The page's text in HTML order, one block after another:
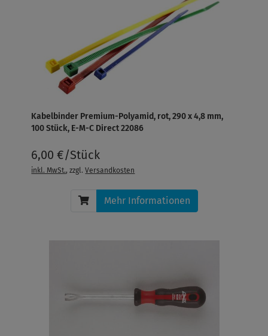
Kabelbinder Premium-Polyamid, rot, 290 x 4,8 mm,
100 Stück, E-M-C Direct 22086
6,00 €/Stück
inkl. MwSt., zzgl.Versandkosten
Mehr Informationen